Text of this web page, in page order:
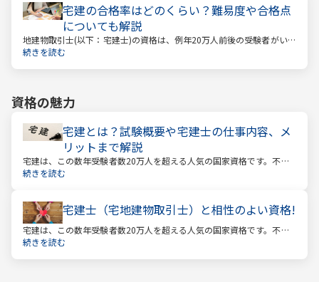
宅建の合格率はどのくらい？難易度や合格点
についても解説
地建物取引士(以下：宅建士)の資格は、例年20万人前後の受験者がいる
人気資格。 その試験の合格率は15～18%程度であり、過去10年の平均
続きを読む
資格の魅力
宅建とは？試験概要や宅建士の仕事内容、メ
リットまで解説
宅建は、この数年受験者数20万人を超える人気の国家資格です。不動
産業に携わる人をはじめ、他業種、学生、主婦まで、さまざまな方が
続きを読む
宅建士（宅地建物取引士）と相性のよい資格!
宅建は、この数年受験者数20万人を超える人気の国家資格です。不動
産業に携わる人をはじめ、他業種、学生、主婦まで、さまざまな方が
続きを読む